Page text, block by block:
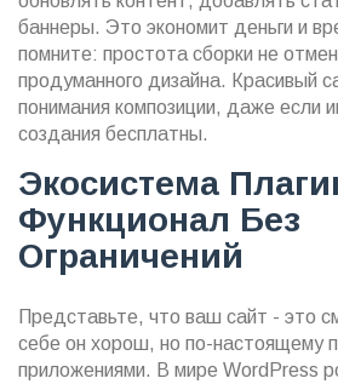
баннеры. Это экономит деньги и
помните: простота сборки не
продуманного дизайна. Красивый
понимания композиции, даже если
создания бесплатны.
Экосистема
Функционал Без
Ограничений
Представьте, что ваш сайт - это
себе он хорош, но по-настоящему
приложениями. В мире WordPress